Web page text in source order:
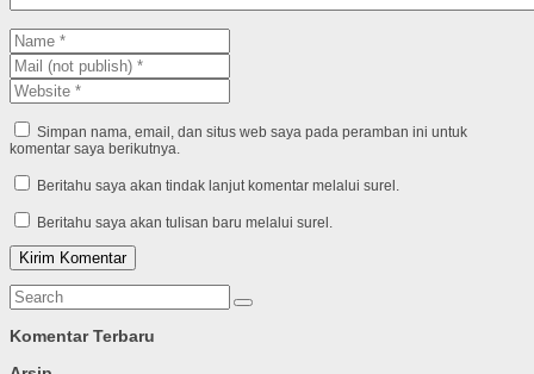
Simpan nama, email, dan situs web saya pada peramban ini untuk
komentar saya berikutnya.
Beritahu saya akan tindak lanjut komentar melalui surel.
Beritahu saya akan tulisan baru melalui surel.
Komentar Terbaru